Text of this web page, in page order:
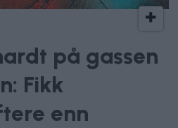
på gassen
Fikk
enn